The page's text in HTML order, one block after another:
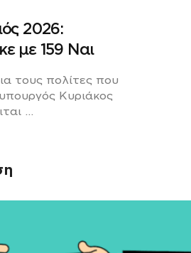
2026:
με 159 Ναι
τους πολίτες που
Κυριάκος
...